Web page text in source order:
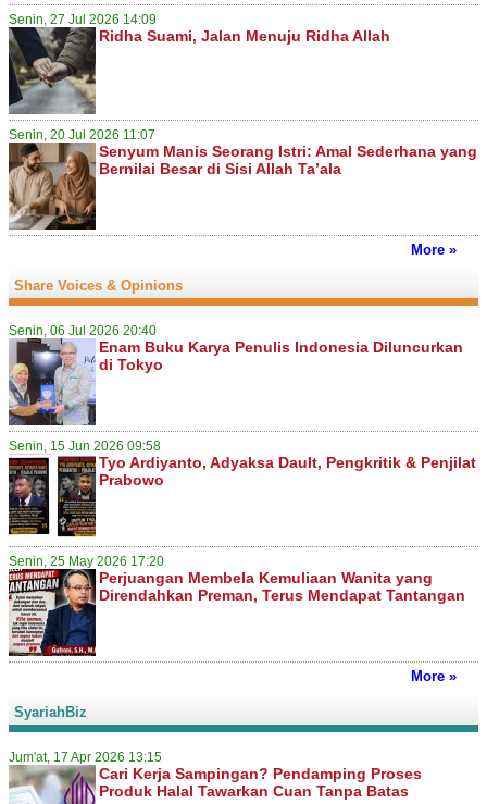
Senin, 27 Jul 2026 14:09
Ridha Suami, Jalan Menuju Ridha Allah
Senin, 20 Jul 2026 11:07
Senyum Manis Seorang Istri: Amal Sederhana yang
Bernilai Besar di Sisi Allah Ta’ala
More »
Share Voices & Opinions
Senin, 06 Jul 2026 20:40
Enam Buku Karya Penulis Indonesia Diluncurkan
di Tokyo
Senin, 15 Jun 2026 09:58
Tyo Ardiyanto, Adyaksa Dault, Pengkritik & Penjilat
Prabowo
Senin, 25 May 2026 17:20
Perjuangan Membela Kemuliaan Wanita yang
Direndahkan Preman, Terus Mendapat Tantangan
More »
SyariahBiz
Jum'at, 17 Apr 2026 13:15
Cari Kerja Sampingan? Pendamping Proses
Produk Halal Tawarkan Cuan Tanpa Batas